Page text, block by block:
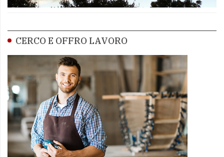
CERCO E OFFRO LAVORO